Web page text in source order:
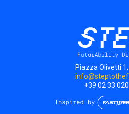
Piazza Olivetti
+39 02 33